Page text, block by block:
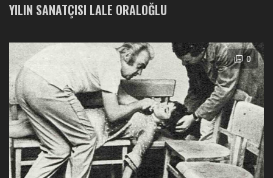
YILIN SANATÇISI LALE ORALOĞLU
0